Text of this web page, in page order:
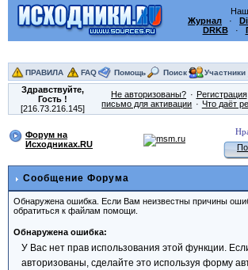
Журнал ·
DRKB·
ПРАВИЛА FAQ Помощь Поиск Участники
Здравствуйте,
Гость!
[216.73.216.145]
Не авторизованы? Регистрация
письмо для активации
Что даёт
Форум на
Исходниках.RU
Сообщение Форума
Обнаружена ошибка. Если Вам неизвестны причины
обратиться к файлам помощи.
Обнаружена ошибка:
У Вас нет прав использования этой функции.
авторизованы, сделайте это используя форму